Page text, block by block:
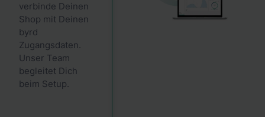
verbinde Deinen
Shop mit Deinen
byrd
Zugangsdaten.
Unser Team
begleitet Dich
beim Setup.